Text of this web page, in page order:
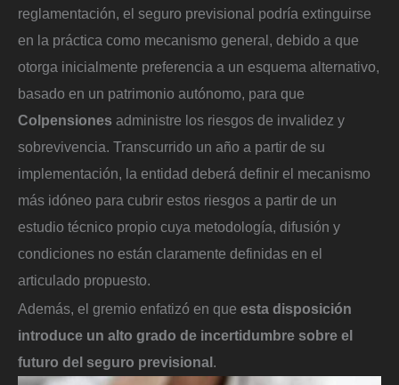
reglamentación, el seguro previsional podría extinguirse
en la práctica como mecanismo general, debido a que
otorga inicialmente preferencia a un esquema alternativo,
basado en un patrimonio autónomo, para que
Colpensiones administre los riesgos de invalidez y
sobrevivencia. Transcurrido un año a partir de su
implementación, la entidad deberá definir el mecanismo
más idóneo para cubrir estos riesgos a partir de un
estudio técnico propio cuya metodología, difusión y
condiciones no están claramente definidas en el
articulado propuesto.
Además, el gremio enfatizó en que esta disposición
introduce un alto grado de incertidumbre sobre el
futuro del seguro previsional.